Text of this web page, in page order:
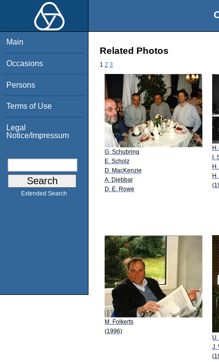
Main
Occasions
Persons
Terms of Use
Legal
Notice/Impressum
Extended Search
Related Photos
1 2 3
G. Schubring
E. Scholz
D. MacKenzie
A. Djebbar
D. E. Rowe
I.
M. Folkerts
(1996)
J.